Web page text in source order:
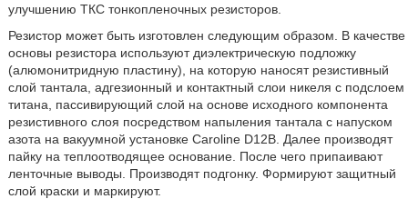
улучшению ТКС тонкопленочных резисторов.
Резистор может быть изготовлен следующим образом. В качестве
основы резистора используют диэлектрическую подложку
(алюмонитридную пластину), на которую наносят резистивный
слой тантала, адгезионный и контактный слои никеля с подслоем
титана, пассивирующий слой на основе исходного компонента
резистивного слоя посредством напыления тантала с напуском
азота на вакуумной установке Caroline D12B. Далее производят
пайку на теплоотводящее основание. После чего припаивают
ленточные выводы. Производят подгонку. Формируют защитный
слой краски и маркируют.